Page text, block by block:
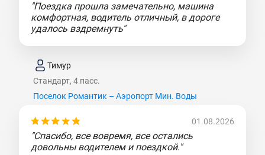
"Поездка прошла замечательно, машина
комфортная, водитель отличный, в дороге
удалось вздремнуть"
Тимур
Стандарт, 4 пасс.
Поселок Романтик – Аэропорт Мин. Воды
01.08.2026
"Спасибо, все вовремя, все остались
довольны водителем и поездкой."